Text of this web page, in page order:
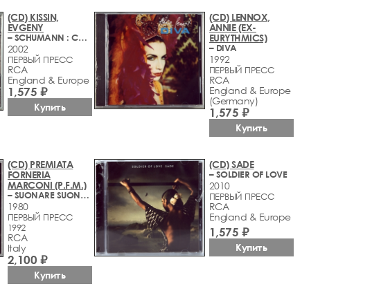
(CD) KISSIN,
EVGENY
– SCHUMANN : CARNAVAL, OP. 9 / SONATA NO. 1 IN F-SHARP MINOR, OP. 11
2002
ПЕРВЫЙ ПРЕСС
RCA
England & Europe
1,575 ₽
Купить
(CD) LENNOX,
ANNIE (EX-
EURYTHMICS)
– DIVA
1992
ПЕРВЫЙ ПРЕСС
RCA
England & Europe
(Germany)
1,575 ₽
Купить
(CD) PREMIATA
FORNERIA
MARCONI (P.F.M.)
– SUONARE SUONARE
1980
ПЕРВЫЙ ПРЕСС
1992
RCA
Italy
2,100 ₽
Купить
(CD) SADE
– SOLDIER OF LOVE
2010
ПЕРВЫЙ ПРЕСС
RCA
England & Europe
1,575 ₽
Купить